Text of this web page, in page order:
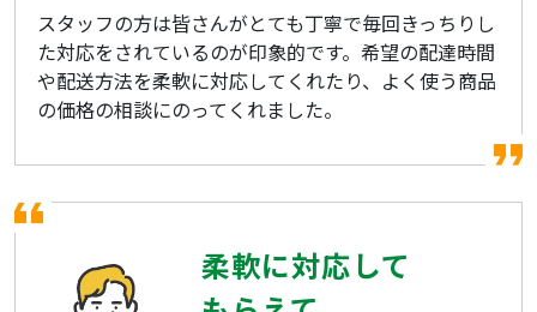
スタッフの方は皆さんがとても丁寧で毎回きっちりし
た対応をされているのが印象的です。希望の配達時間
や配送方法を柔軟に対応してくれたり、よく使う商品
の価格の相談にのってくれました。
柔軟に対応して